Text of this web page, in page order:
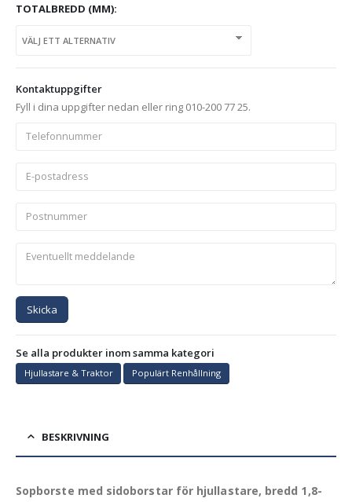
TOTALBREDD (MM)
Kontaktuppgifter
Fyll i dina uppgifter nedan eller ring 010-200 77 25.
Skicka
Se alla produkter inom samma kategori
Hjullastare & Traktor Populärt Renhållning
BESKRIVNING
Sopborste med sidoborstar för hjullastare, bredd 1,8-